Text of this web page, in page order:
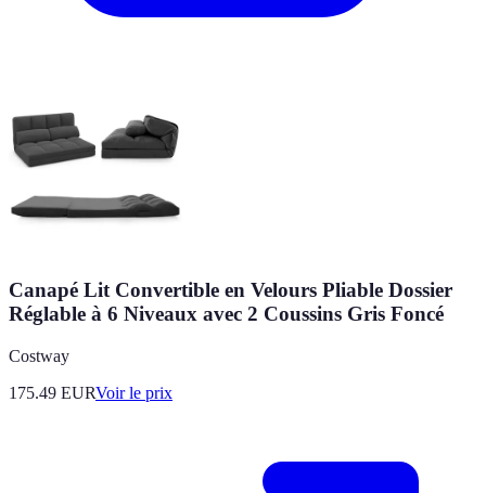
Canapé Lit Convertible en Velours Pliable Dossier
Réglable à 6 Niveaux avec 2 Coussins Gris Foncé
Costway
175.49 EURVoir le prix